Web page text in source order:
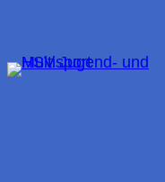
springen